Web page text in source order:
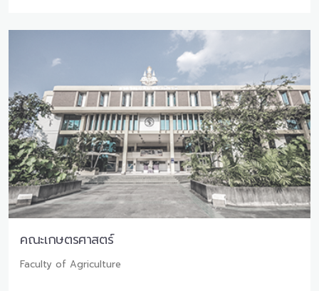
คณะเกษตรศาสตร์
Faculty of Agriculture